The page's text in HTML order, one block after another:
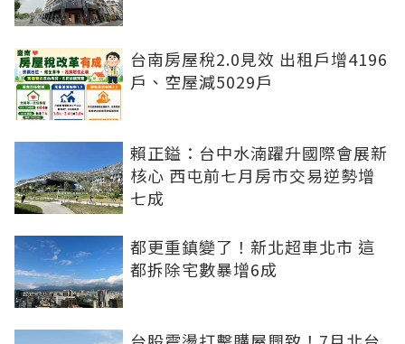
台南房屋稅2.0見效 出租戶增4196
戶、空屋減5029戶
賴正鎰：台中水湳躍升國際會展新
核心 西屯前七月房市交易逆勢增
七成
都更重鎮變了！新北超車北市 這
都拆除宅數暴增6成